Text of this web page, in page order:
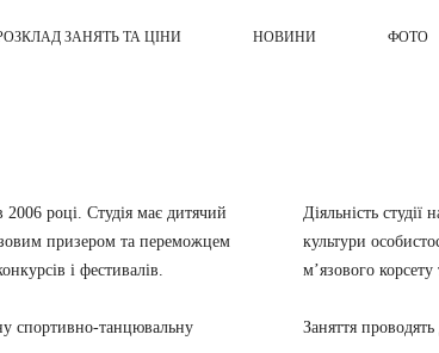
ЗАНЯТЬ ТА ЦІНИ НОВИНИ ФОТО
2006 році. Студія має дитячий
призером та переможцем
і фестивалів.
спортивно-танцювальну
Діяльність
культури
м’язового корсету
Заняття